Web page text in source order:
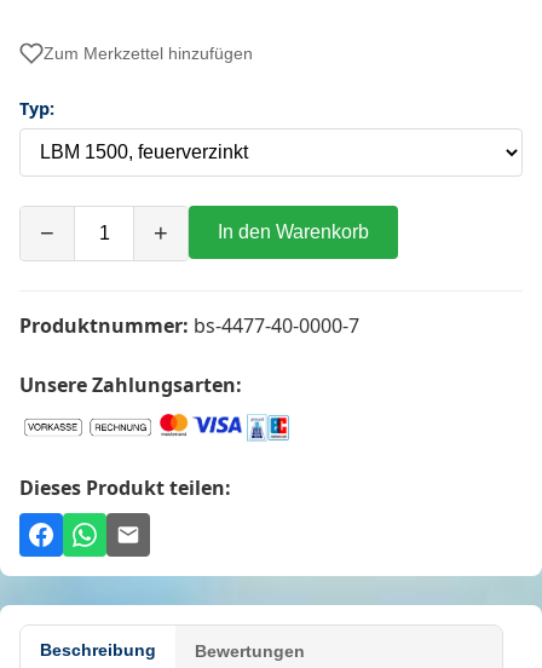
Zum Merkzettel hinzufügen
Typ:
− + In den Warenkorb
Produktnummer: bs-4477-40-0000-7
Unsere Zahlungsarten:
Dieses Produkt teilen:
Beschreibung Bewertungen